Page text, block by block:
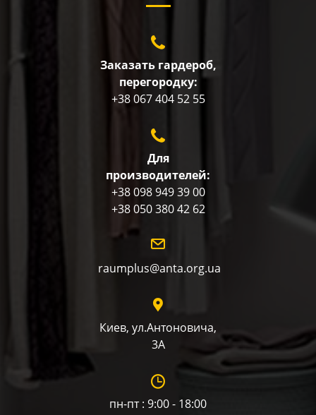
Заказать гардероб,
перегородку:
+38 067 404 52 55
Для
производителей:
+38 098 949 39 00
+38 050 380 42 62
raumplus@anta.org.ua
Киев, ул.Антоновича,
3А
пн-пт : 9:00 - 18:00